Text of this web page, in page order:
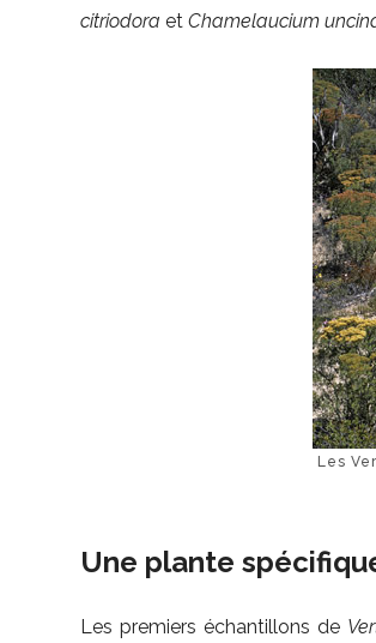
citriodora etChamelaucium
Les
Une plante
Les premiers échantillons de